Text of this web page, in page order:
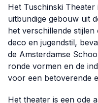
Het Tuschinski Theater
uitbundige gebouw uit
het verschillende
deco en jugendstil,
de Amsterdamse
ronde vormen en de
voor een betoverende
Het theater is een ode